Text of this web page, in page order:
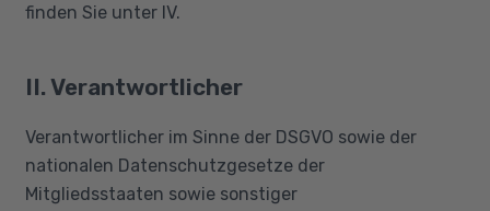
finden Sie unter IV.
II. Verantwortlicher
Verantwortlicher im Sinne der DSGVO sowie der
nationalen Datenschutzgesetze der
Mitgliedsstaaten sowie sonstiger